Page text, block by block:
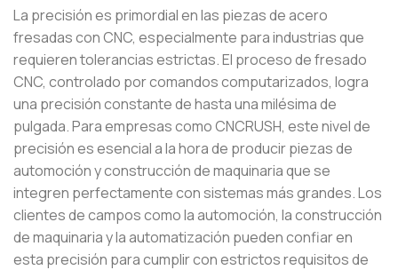
La precisión es primordial en las piezas de acero
fresadas con CNC, especialmente para industrias que
requieren tolerancias estrictas. El proceso de fresado
CNC, controlado por comandos computarizados, logra
una precisión constante de hasta una milésima de
pulgada. Para empresas como CNCRUSH, este nivel de
precisión es esencial a la hora de producir piezas de
automoción y construcción de maquinaria que se
integren perfectamente con sistemas más grandes. Los
clientes de campos como la automoción, la construcción
de maquinaria y la automatización pueden confiar en
esta precisión para cumplir con estrictos requisitos de